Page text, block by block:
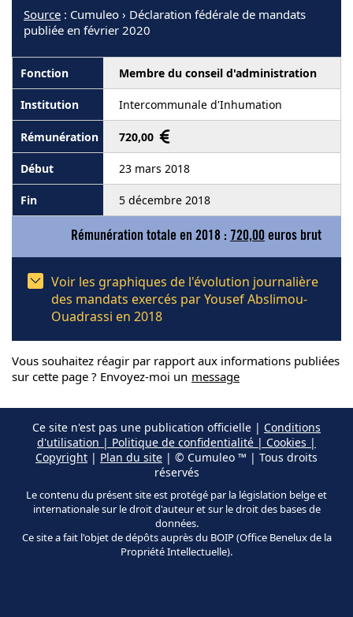
Source : Cumuleo › Déclaration fédérale de mandats
publiée en février 2020
Membre du conseil d'administration
Intercommunale d'Inhumation
720,00
23 mars 2018
5 décembre 2018
Rémunération totale en 2018 : 720,00 euros brut
Voir les graphiques de l'évolution journalière
des mandats exercés par Yousef Abslimou-
Ouadrassi en 2018
Vous souhaitez réagir par rapport aux informations publiées
sur cette page ? Envoyez-moi un message
Ce site n'est pas une publication officielle | Conditions
d'utilisation | Politique de confidentialité | Cookies |
Copyright | Plan du site | © Cumuleo ™ | Tous droits
réservés
Le contenu du présent site est protégé par la législation belge et
internationale sur le droit d'auteur et sur le droit des bases de
données.
Ce site a fait l'objet de dépôts auprès du BOIP (Office Benelux de la
Propriété Intellectuelle).